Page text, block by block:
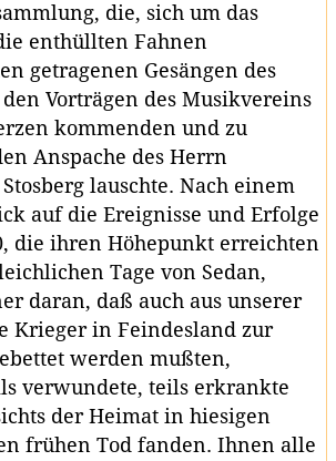
die, sich um das
enthüllten Fahnen
getragenen Gesängen des
Vorträgen des Musikvereins
kommenden und zu
Anspache des Herrn
lauschte. Nach einem
auf die Ereignisse und Erfolge
die ihren Höhepunkt erreichten
Tage von Sedan,
daran, daß auch aus unserer
Krieger in Feindesland zur
werden mußten,
verwundete, teils erkrankte
der Heimat in hiesigen
frühen Tod fanden. Ihnen alle